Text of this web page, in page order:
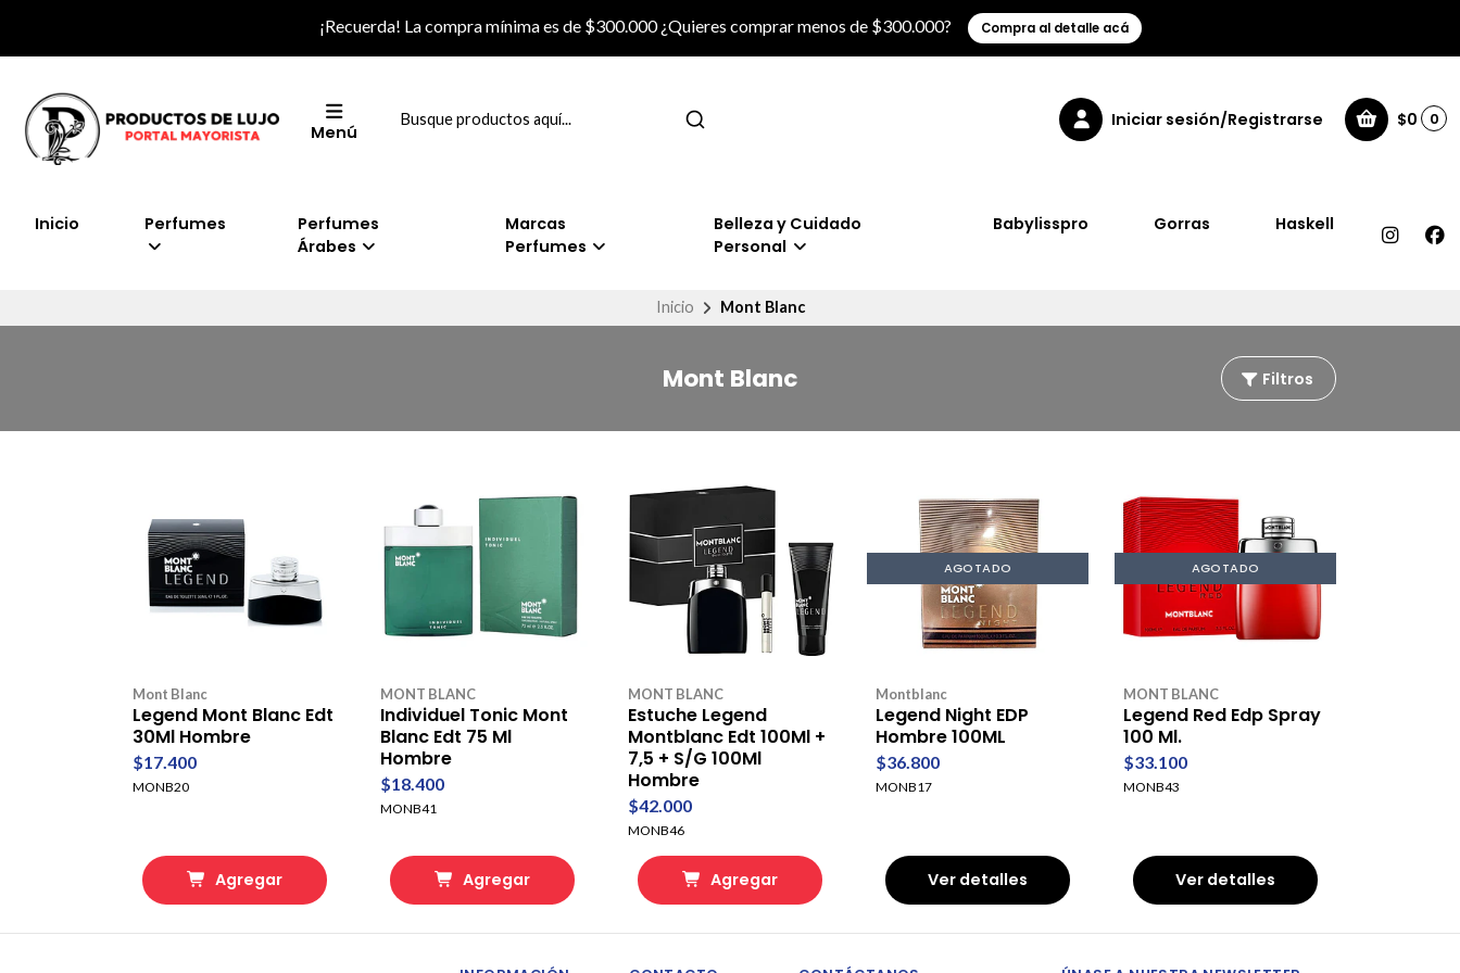
¡Recuerda! La compra mínima es de $300.000 ¿Quieres comprar menos de $300.000? Compra al detalle acá
Menú
Iniciar sesión/Registrarse $0 0
Inicio Perfumes
Perfumes
Árabes
Marcas
Perfumes
Belleza y Cuidado
Personal
Babylisspro Gorras Haskell
Inicio Mont Blanc
Mont Blanc Filtros
Mont Blanc
Legend Mont Blanc Edt
30Ml Hombre
$17.400
MONB20
Agregar
MONT BLANC
Individuel Tonic Mont
Blanc Edt 75 Ml
Hombre
$18.400
MONB41
Agregar
MONT BLANC
Estuche Legend
Montblanc Edt 100Ml +
7,5 + S/G 100Ml
Hombre
$42.000
MONB46
Agregar
AGOTADO
Montblanc
Legend Night EDP
Hombre 100ML
$36.800
MONB17
Ver detalles
AGOTADO
MONT BLANC
Legend Red Edp Spray
100 Ml.
$33.100
MONB43
Ver detalles